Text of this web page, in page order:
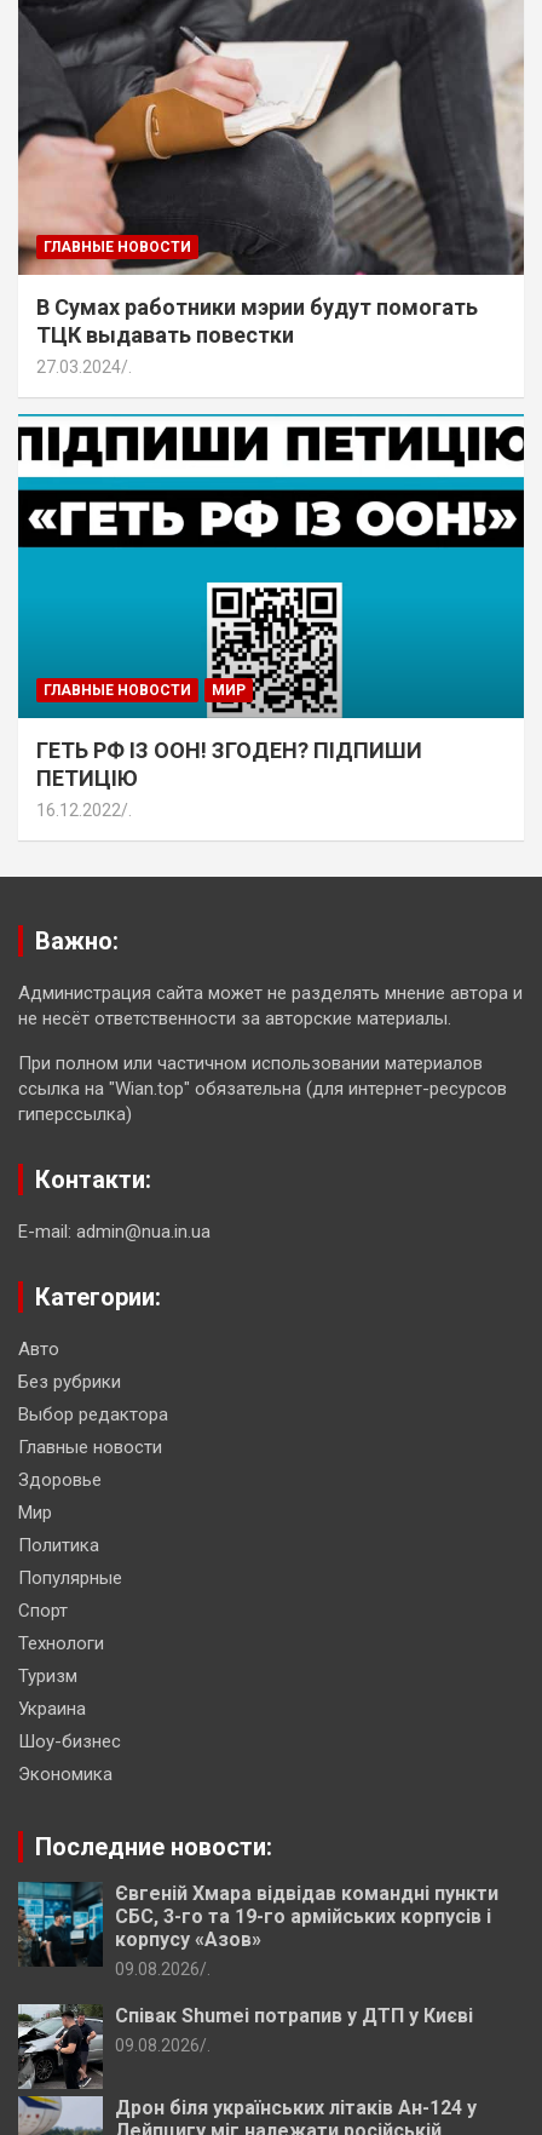
ГЛАВНЫЕ НОВОСТИ
В Сумах работники мэрии будут помогать
ТЦК выдавать повестки
27.03.2024
ГЛАВНЫЕ НОВОСТИ МИР
ГЕТЬ РФ ІЗ ООН! ЗГОДЕН? ПІДПИШИ
ПЕТИЦІЮ
16.12.2022
Важно:
Администрация сайта может не разделять мнение автора и
не несёт ответственности за авторские материалы.
При полном или частичном использовании материалов
ссылка на "Wian.top" обязательна (для интернет-ресурсов
гиперссылка)
Контакти:
E-mail: admin@nua.in.ua
Категории:
Авто
Без рубрики
Выбор редактора
Главные новости
Здоровье
Мир
Политика
Популярные
Спорт
Технологи
Туризм
Украина
Шоу-бизнес
Экономика
Последние новости:
Євгеній Хмара відвідав командні пункти
СБС, 3-го та 19-го армійських корпусів і
корпусу «Азов»
09.08.2026
Співак Shumei потрапив у ДТП у Києві
09.08.2026
Дрон біля українських літаків Ан-124 у